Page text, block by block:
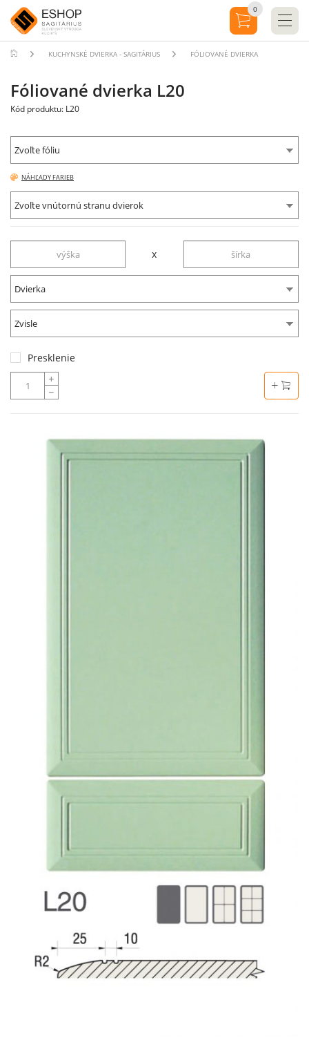
KUCHYNSKÉ DVIERKA - SAGITÁRIUS FÓLIOVANÉ DVIERKA
Fóliované dvierka L20
Kód produktu: L20
Zvoľte fóliu
NÁHĽADY FARIEB
Zvoľte vnútornú stranu dvierok
x
Dvierka
Zvisle
Presklenie
0